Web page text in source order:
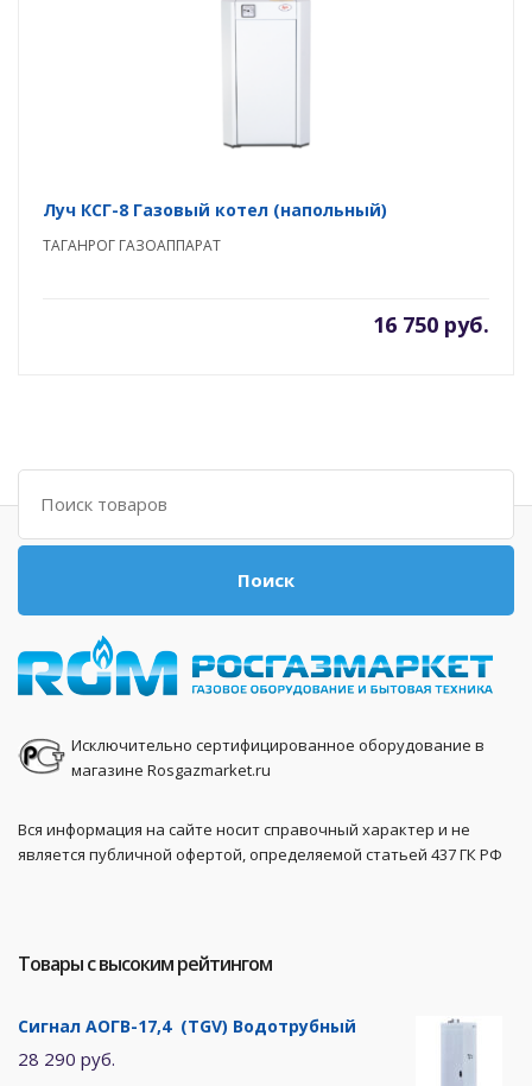
Луч КСГ-8 Газовый котел (напольный)
ТАГАНРОГ ГАЗОАППАРАТ
16 750 руб.
Поиск
Поиск
Исключительно сертифицированное оборудование в
магазине Rosgazmarket.ru
Вся информация на сайте носит справочный характер и не
является публичной офертой, определяемой статьей 437 ГК РФ
Товары с высоким рейтингом
Сигнал АОГВ-17,4 (TGV) Водотрубный
28 290 руб.